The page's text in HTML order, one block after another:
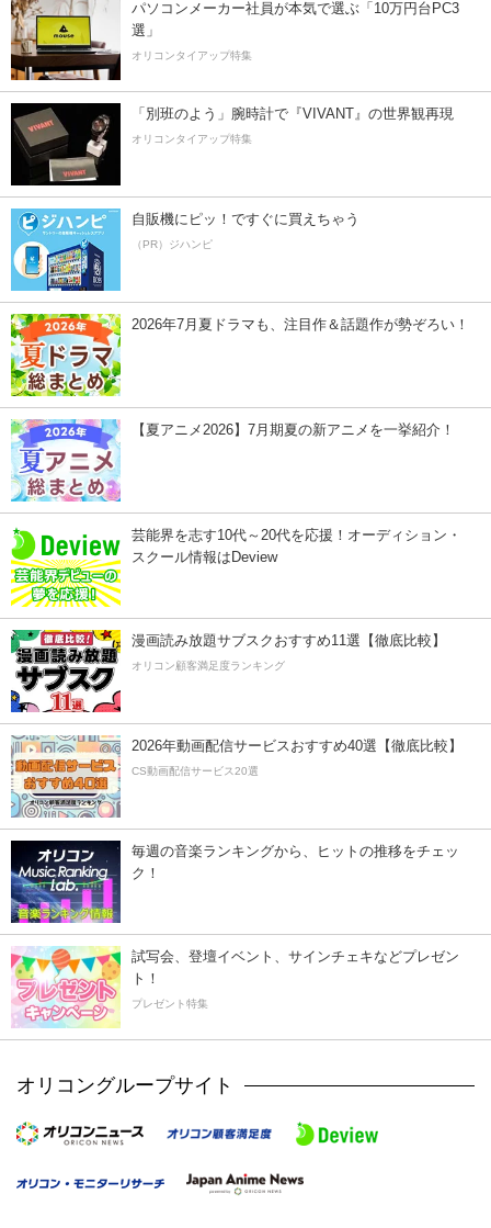
パソコンメーカー社員が本気で選ぶ「10万円台PC3
選」
オリコンタイアップ特集
「別班のよう」腕時計で『VIVANT』の世界観再現
オリコンタイアップ特集
自販機にピッ！ですぐに買えちゃう
（PR）ジハンピ
2026年7月夏ドラマも、注目作＆話題作が勢ぞろい！
【夏アニメ2026】7月期夏の新アニメを一挙紹介！
芸能界を志す10代～20代を応援！オーディション・
スクール情報はDeview
漫画読み放題サブスクおすすめ11選【徹底比較】
オリコン顧客満足度ランキング
2026年動画配信サービスおすすめ40選【徹底比較】
CS動画配信サービス20選
毎週の音楽ランキングから、ヒットの推移をチェッ
ク！
試写会、登壇イベント、サインチェキなどプレゼン
ト！
プレゼント特集
オリコングループサイト